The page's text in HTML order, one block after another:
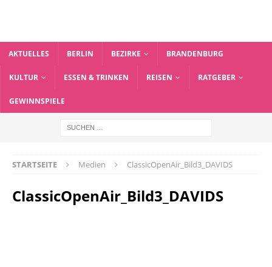
AKTUELLES BERLIN BEZIRKE BRANDENBURG
KULTUR ESSEN & TRINKEN REISEN RATGEBER
GEWINNSPIELE
STARTSEITE Medien ClassicOpenAir_Bild3_DAVIDS
ClassicOpenAir_Bild3_DAVIDS